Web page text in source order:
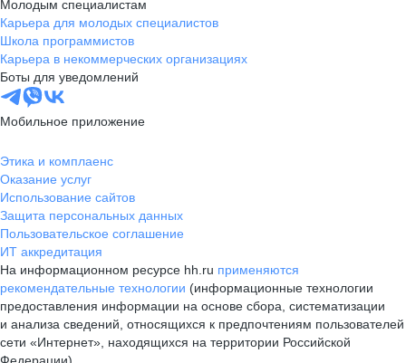
Молодым специалистам
Карьера для молодых специалистов
Школа программистов
Карьера в некоммерческих организациях
Боты для уведомлений
Мобильное приложение
Этика и комплаенс
Оказание услуг
Использование сайтов
Защита персональных данных
Пользовательское соглашение
ИТ аккредитация
На информационном ресурсе hh.ru применяются
рекомендательные технологии (информационные технологии
предоставления информации на основе сбора, систематизации
и анализа сведений, относящихся к предпочтениям пользователей
сети «Интернет», находящихся на территории Российской